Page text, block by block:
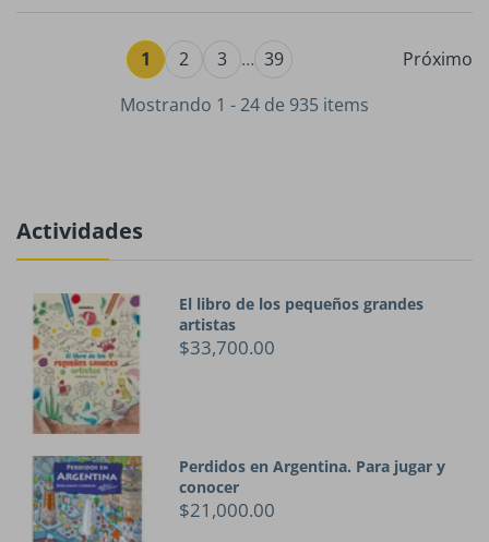
1 2 3 … 39
Próximo
Mostrando 1 - 24 de 935 items
Actividades
El libro de los pequeños grandes
artistas
$33,700.00
Perdidos en Argentina. Para jugar y
conocer
$21,000.00